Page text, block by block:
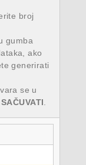
broj
gumba
ako
generirati
se u
SAČUVATI